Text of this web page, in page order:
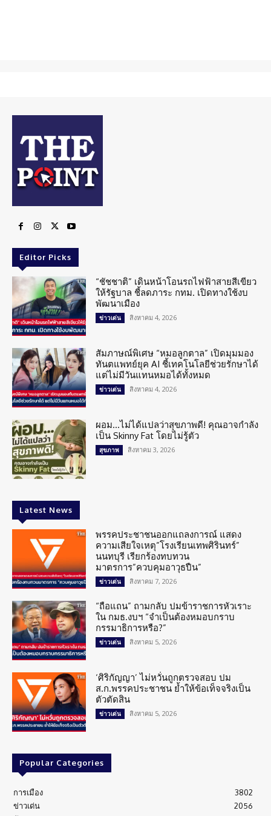
Editor Picks
“ชัชชาติ” เดินหน้าโอนรถไฟฟ้าสายสีเขียว
ให้รัฐบาล ชี้ลดภาระ กทม. เปิดทางใช้งบ
พัฒนาเมือง
ข่าวเด่น สิงหาคม 4, 2026
สัมภาษณ์พิเศษ “หมอลูกตาล” เปิดมุมมอง
ทันตแพทย์ยุค AI ชี้เทคโนโลยีช่วยรักษาได้
แต่ไม่มีวันแทนหมอได้ทั้งหมด
ข่าวเด่น สิงหาคม 4, 2026
ผอม…ไม่ได้แปลว่าสุขภาพดี! คุณอาจกำลัง
เป็น Skinny Fat โดยไม่รู้ตัว
สุขภาพ สิงหาคม 3, 2026
Latest News
พรรคประชาชนออกแถลงการณ์ แสดง
ความเสียใจเหตุ”โรงเรียนเทพศิรินทร์”
นนทบุรี เรียกร้องทบทวน
มาตรการ”ควบคุมอาวุธปืน”
ข่าวเด่น สิงหาคม 7, 2026
“ถือแถน” ถามกลับ ปมข้าราชการหัวเราะ
ใน กมธ.งบฯ “จำเป็นต้องหมอบกราบ
กรรมาธิการหรือ?”
ข่าวเด่น สิงหาคม 5, 2026
‘ศิริกัญญา’ ไม่หวั่นถูกตรวจสอบ ปม
ส.ก.พรรคประชาชน ย้ำให้ข้อเท็จจริงเป็น
ตัวตัดสิน
ข่าวเด่น สิงหาคม 5, 2026
Popular Categories
การเมือง
3802
ข่าวเด่น
2056